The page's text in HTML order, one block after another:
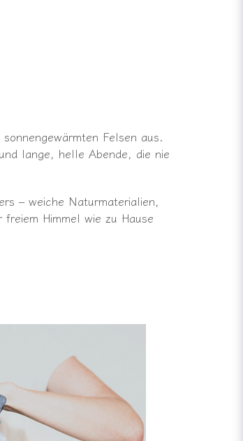
Felsen aus.
lange, helle Abende, die nie
– weiche Naturmaterialien,
Himmel wie zu Hause